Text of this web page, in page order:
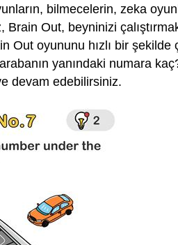
bilmecelerin, zeka
Brain Out, beyninizi
Out oyununu hızlı bir şekilde
yanındaki numara
devam edebilirsiniz.